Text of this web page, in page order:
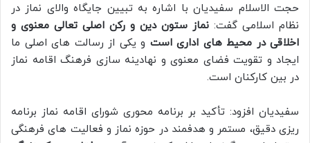
حجت‌ الاسلام سفیدیان با اشاره به تبیین جایگاه والای نماز در
نظام اسلامی گفت: نماز ستون دین و رکن اصلی تعالی معنوی و
اخلاقی در محیط‌ های اداری است و یکی از رسالت‌ های اصلی ما
ایجاد و تقویت فضای معنوی و نهادینه‌ سازی فرهنگ اقامه نماز
در بین کارکنان است.
سفیدیان افزود: تأکید بر برنامه ‌محوری شورای اقامه نماز برنامه‌
ریزی دقیق، مستمر و هدفمند در حوزه نماز و فعالیت‌ های فرهنگی